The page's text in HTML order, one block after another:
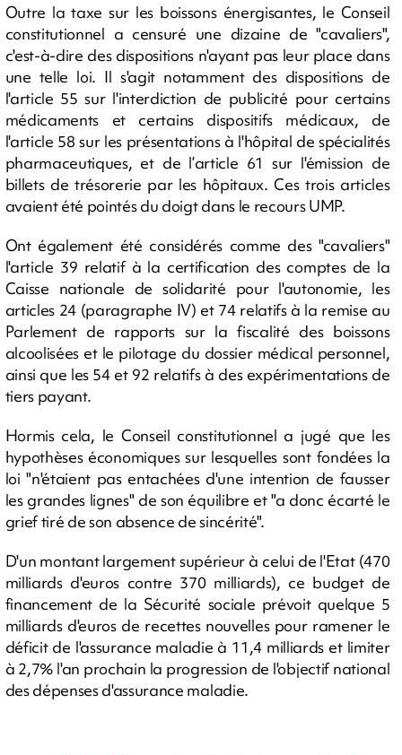
Outre la taxe sur les boissons énergisantes, le Conseil
constitutionnel a censuré une dizaine de "cavaliers",
c'est-à-dire des dispositions n'ayant pas leur place dans
une telle loi. Il s'agit notamment des dispositions de
l'article 55 sur l'interdiction de publicité pour certains
médicaments et certains dispositifs médicaux, de
l'article 58 sur les présentations à l'hôpital de spécialités
pharmaceutiques, et de l’article 61 sur l'émission de
billets de trésorerie par les hôpitaux. Ces trois articles
avaient été pointés du doigt dans le recours UMP.
Ont également été considérés comme des "cavaliers"
l'article 39 relatif à la certification des comptes de la
Caisse nationale de solidarité pour l'autonomie, les
articles 24 (paragraphe IV) et 74 relatifs à la remise au
Parlement de rapports sur la fiscalité des boissons
alcoolisées et le pilotage du dossier médical personnel,
ainsi que les 54 et 92 relatifs à des expérimentations de
tiers payant.
Hormis cela, le Conseil constitutionnel a jugé que les
hypothèses économiques sur lesquelles sont fondées la
loi "n'étaient pas entachées d'une intention de fausser
les grandes lignes" de son équilibre et "a donc écarté le
grief tiré de son absence de sincérité".
D'un montant largement supérieur à celui de l'Etat (470
milliards d'euros contre 370 milliards), ce budget de
financement de la Sécurité sociale prévoit quelque 5
milliards d'euros de recettes nouvelles pour ramener le
déficit de l'assurance maladie à 11,4 milliards et limiter
à 2,7% l'an prochain la progression de l'objectif national
des dépenses d'assurance maladie.